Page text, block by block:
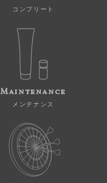
コンプリート
Maintenance
メンテナンス